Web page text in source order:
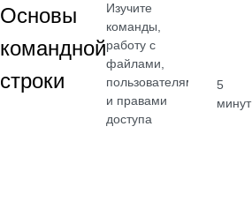
Основы
командной
строки
Изучите
команды,
работу с
файлами,
пользователями
и правами
доступа
5
минут